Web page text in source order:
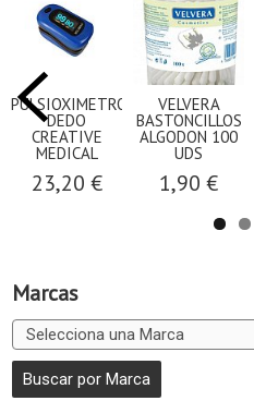
Marcas
PULSIOXIMETRO
DEDO
CREATIVE
MEDICAL
23,20 €
VELVERA
BASTONCILLOS
ALGODON 100
UDS
1,90 €